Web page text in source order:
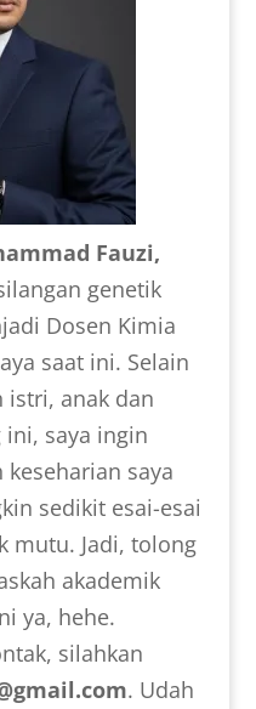
Fauzi,
genetik
Dosen Kimia
saat ini. Selain
istri, anak dan
saya ingin
saya
sedikit esai-esai
mutu. Jadi, tolong
akademik
ya, hehe.
silahkan
. Udah